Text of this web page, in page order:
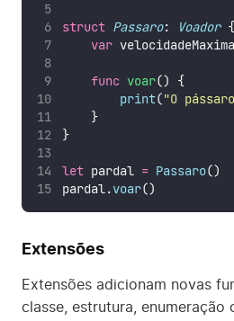
struct Passaro: Voador {
var
func voar() {
print("O
    }
}
let pardal = Passaro()
pardal.voar()
Extensões
Extensões adicionam novas
classe, estrutura, enumeração